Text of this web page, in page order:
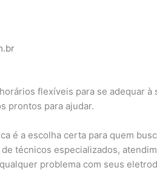
flexíveis para se adequar à
prontos para ajudar.
é a escolha certa para quem
técnicos especializados,
problema com seus